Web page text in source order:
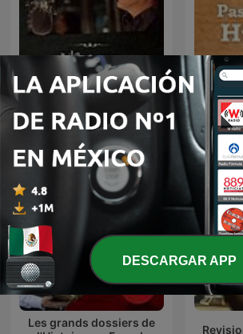
La Venganza Será Terrible
(oficial)
Les grands dossiers de
DESCARGAR APP